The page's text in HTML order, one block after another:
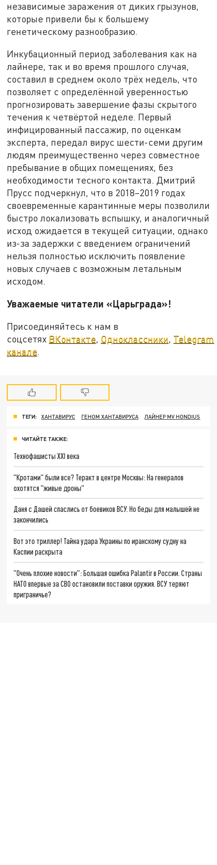
независимые заражения от диких грызунов,
которые привели бы к большему
генетическому разнообразию.
Инкубационный период заболевания как на
лайнере, так и во время прошлого случая,
составил в среднем около трёх недель, что
позволяет с определённой уверенностью
прогнозировать завершение фазы скрытого
течения к четвёртой неделе. Первый
инфицированный пассажир, по оценкам
эксперта, передал вирус шести-семи другим
людям преимущественно через совместное
пребывание в общих помещениях, без
необходимости тесного контакта. Дмитрий
Прусс подчеркнул, что в 2018–2019 годах
своевременные карантинные меры позволили
быстро локализовать вспышку, и аналогичный
исход ожидается в текущей ситуации, однако
из-за задержки с введением ограничений
нельзя полностью исключить появление
новых случаев с возможным летальным
исходом.
Уважаемые читатели «Царьграда»!
Присоединяйтесь к нам в
соцсетях ВКонтакте Одноклассники Telegram
канале
ТЕГИ: ХАНТАВИРУС ГЕНОМ ХАНТАВИРУСА ЛАЙНЕР MV HONDIUS
ЧИТАЙТЕ ТАКЖЕ:
Технофашисты XXI века
"Кротами" были все? Теракт в центре Москвы: На генералов
охотятся "живые дроны"
Даня с Дашей спаслись от боевиков ВСУ. Но беды для малышей не
закончились
Вот это триллер! Тайна удара Украины по иранскому судну на
Каспии раскрыта
"Очень плохие новости": Большая ошибка Palantir в России. Страны
НАТО впервые за СВО остановили поставки оружия. ВСУ теряют
приграничье?